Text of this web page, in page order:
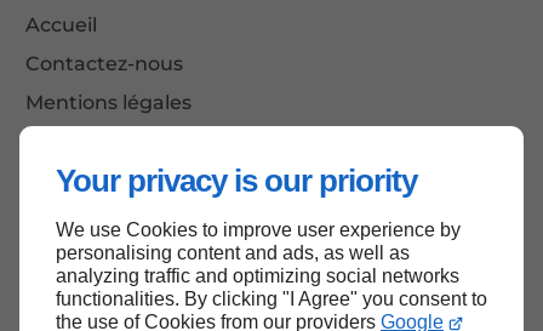
Your privacy is our priority
We use Cookies to improve user experience by
personalising content and ads, as well as
analyzing traffic and optimizing social networks
functionalities. By clicking "I Agree" you consent to
the use of Cookies from our providers Google
Accueil
Contactez-nous
Mentions légales
Haut de page